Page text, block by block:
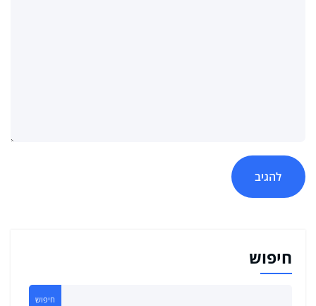
חיפוש
חיפוש